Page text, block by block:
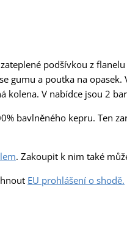
podšívkou z
gumu a poutka na
kolena. V nabídce jsou 2
bavlněného kepru. Ten
. Zakoupit k nim také
EU prohlášení o shodě.